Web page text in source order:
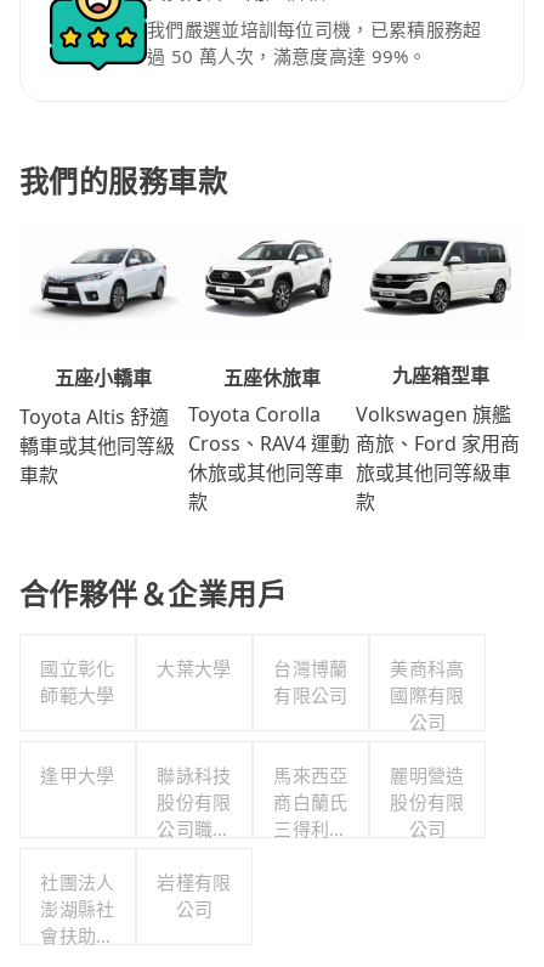
我們嚴選並培訓每位司機，已累積服務超
過 50 萬人次，滿意度高達 99%。
我們的服務車款
五座小轎車
Toyota Altis 舒適
轎車或其他同等級
車款
五座休旅車
Toyota Corolla
Cross、RAV4 運動
休旅或其他同等車
款
九座箱型車
Volkswagen 旗艦
商旅、Ford 家用商
旅或其他同等級車
款
合作夥伴＆企業用戶
國立彰化
師範大學
大葉大學
台灣博蘭
有限公司
美商科高
國際有限
公司
逢甲大學
聯詠科技
股份有限
公司職工
會
馬來西亞
商白蘭氏
三得利股
麗明營造
股份有限
公司
社團法人
澎湖縣社
會扶助關
岩槿有限
公司